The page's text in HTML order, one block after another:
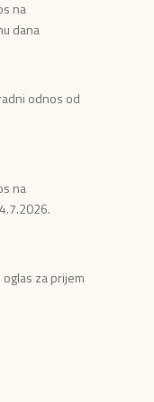
na
dana
odnos od
na
za prijem